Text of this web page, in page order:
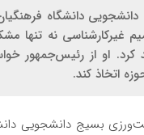
دانشگاه
غیرکارشناسی نه تنها
او از رئیس‌جمهور
اتخاذ کند.
بسیج دانشجویی